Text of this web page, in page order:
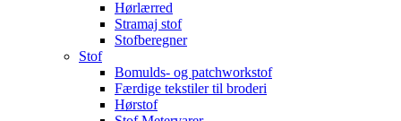
Hørlærred
Stramaj stof
Stofberegner
Stof
Bomulds- og patchworkstof
Færdige tekstiler til broderi
Hørstof